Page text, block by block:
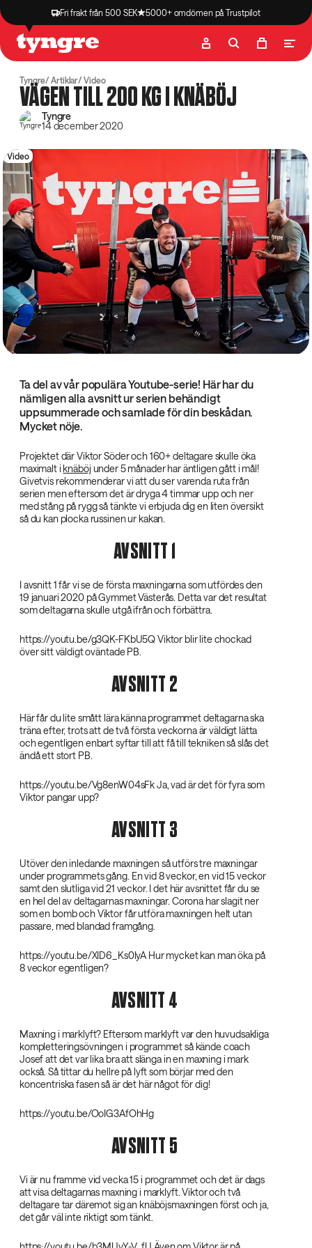
Fri frakt från 500 SEK 5000+ omdömen på Trustpilot
Butik Recept
Tyngre Artiklar Video
VÄGEN TILL 200 KG I KNÄBÖJ
Tyngre
14 december 2020
Video
Ta del av vår populära Youtube-serie! Här har du
nämligen alla avsnitt ur serien behändigt
uppsummerade och samlade för din beskådan.
Mycket nöje.
Projektet där Viktor Söder och 160+ deltagare skulle öka
maximalt iknäböj under 5 månader har äntligen gått i mål!
Givetvis rekommenderar vi att du ser varenda ruta från
serien men eftersom det är dryga 4 timmar upp och ner
med stång på rygg så tänkte vi erbjuda dig en liten översikt
så du kan plocka russinen ur kakan.
AVSNITT 1
I avsnitt 1 får vi se de första maxningarna som utfördes den
19 januari 2020 på Gymmet Västerås. Detta var det resultat
som deltagarna skulle utgå ifrån och förbättra.
https://youtu.be/g3QK-FKbU5Q Viktor blir lite chockad
över sitt väldigt oväntade PB.
AVSNITT 2
Här får du lite smått lära känna programmet deltagarna ska
träna efter, trots att de två första veckorna är väldigt lätta
och egentligen enbart syftar till att få till tekniken så slås det
ändå ett stort PB.
https://youtu.be/Vg8enW04sFk Ja, vad är det för fyra som
Viktor pangar upp?
AVSNITT 3
Utöver den inledande maxningen så utförs tre maxningar
under programmets gång. En vid 8 veckor, en vid 15 veckor
samt den slutliga vid 21 veckor. I det här avsnittet får du se
en hel del av deltagarnas maxningar. Corona har slagit ner
som en bomb och Viktor får utföra maxningen helt utan
passare, med blandad framgång.
https://youtu.be/XID6_Ks0lyA Hur mycket kan man öka på
8 veckor egentligen?
AVSNITT 4
Maxning i marklyft? Eftersom marklyft var den huvudsakliga
kompletteringsövningen i programmet så kände coach
Josef att det var lika bra att slänga in en maxning i mark
också. Så tittar du hellre på lyft som börjar med den
koncentriska fasen så är det här något för dig!
https://youtu.be/OoIG3AfOhHg
AVSNITT 5
Vi är nu framme vid vecka 15 i programmet och det är dags
att visa deltagarnas maxning i marklyft. Viktor och två
deltagare tar däremot sig an knäböjsmaxningen först och ja,
det går väl inte riktigt som tänkt.